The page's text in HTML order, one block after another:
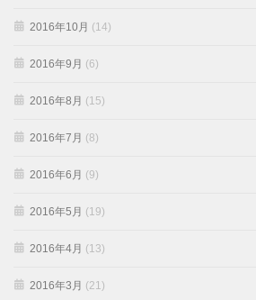
2016年10月 (14)
2016年9月 (6)
2016年8月 (15)
2016年7月 (8)
2016年6月 (9)
2016年5月 (19)
2016年4月 (13)
2016年3月 (21)